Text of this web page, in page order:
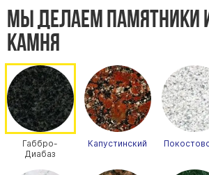
Мы делаем памятники
камня
Габбро-
Диабаз
Капустинский